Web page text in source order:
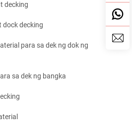
decking
dock decking
para sa dek ng dok ng
sa dek ng bangka